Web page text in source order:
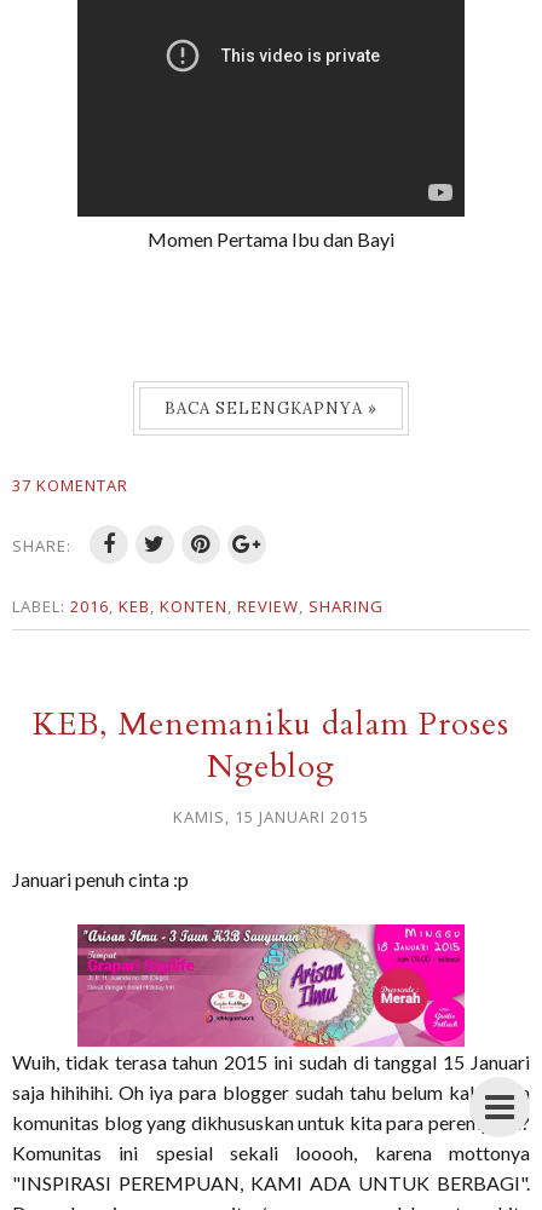
Momen Pertama Ibu dan Bayi
BACA SELENGKAPNYA »
37 KOMENTAR
SHARE:
LABEL: 2016, KEB, KONTEN, REVIEW, SHARING
KEB, Menemaniku dalam Proses
Ngeblog
KAMIS, 15 JANUARI 2015
Januari penuh cinta :p
Wuih, tidak terasa tahun 2015 ini sudah di tanggal 15 Januari
saja hihihihi. Oh iya para blogger sudah tahu belum kalau ada
komunitas blog yang dikhususkan untuk kita para perempuan?
Komunitas ini spesial sekali looooh, karena mottonya
"INSPIRASI PEREMPUAN, KAMI ADA UNTUK BERBAGI".